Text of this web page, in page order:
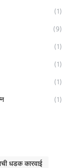
(1)
(9)
(1)
(1)
(1)
(1)
धडक कारवाई